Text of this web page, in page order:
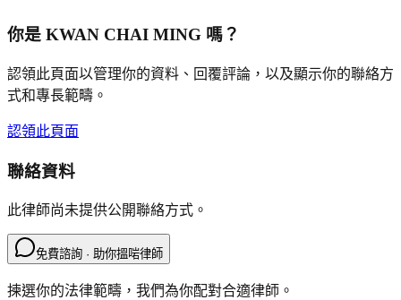
你是 KWAN CHAI MING 嗎？
認領此頁面以管理你的資料、回覆評論，以及顯示你的聯絡方
式和專長範疇。
認領此頁面
聯絡資料
此律師尚未提供公開聯絡方式。
免費諮詢 · 助你搵啱律師
揀選你的法律範疇，我們為你配對合適律師。